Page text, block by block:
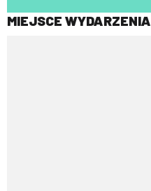
MIEJSCE WYDARZENIA